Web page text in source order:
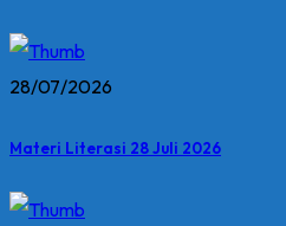
28/07/2026
Materi Literasi 28 Juli 2026